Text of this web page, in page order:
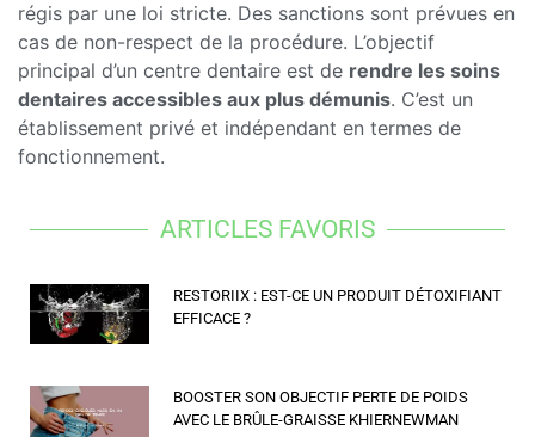
régis par une loi stricte. Des sanctions sont prévues en
cas de non-respect de la procédure. L’objectif
principal d’un centre dentaire est de rendre les soins
dentaires accessibles aux plus démunis. C’est un
établissement privé et indépendant en termes de
fonctionnement.
ARTICLES FAVORIS
RESTORIIX : EST-CE UN PRODUIT DÉTOXIFIANT
EFFICACE ?
BOOSTER SON OBJECTIF PERTE DE POIDS
AVEC LE BRÛLE-GRAISSE KHIERNEWMAN